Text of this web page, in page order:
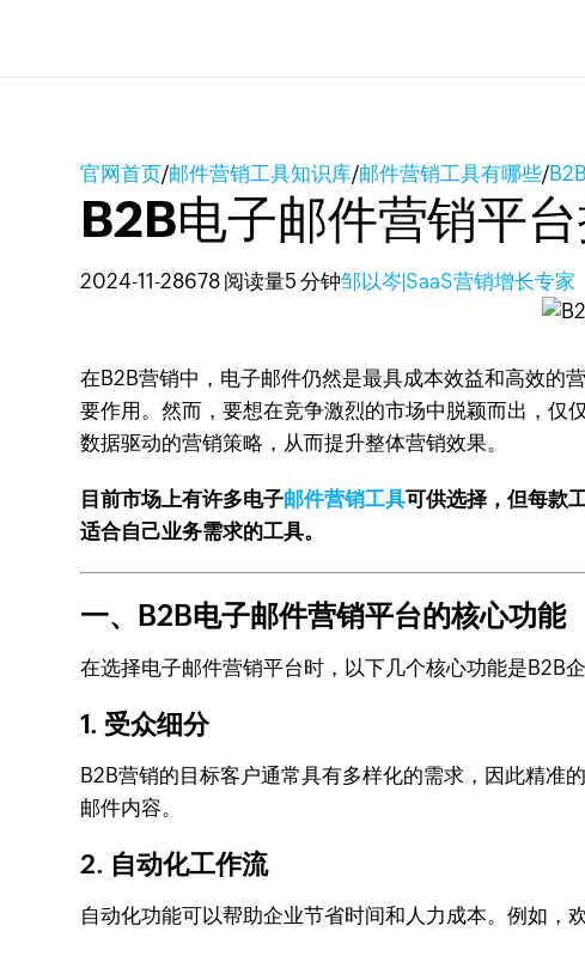
官网首页/邮件营销工具知识库/邮件营销工具有哪些/
B2B电子邮件营销平
2024-11-28678 阅读量5 分钟邹以岑|SaaS营销增长专家
在B2B营销中，电子邮件仍然是最具成本效益和高效的
要作用。然而，要想在竞争激烈的市场中脱颖而出，仅
数据驱动的营销策略，从而提升整体营销效果。
目前市场上有许多电子邮件营销工具可供选择，但每款
适合自己业务需求的工具。
一、B2B电子邮件营销平台的核心功能
在选择电子邮件营销平台时，以下几个核心功能是B2B
1. 受众细分
B2B营销的目标客户通常具有多样化的需求，因此精准
邮件内容。
2. 自动化工作流
自动化功能可以帮助企业节省时间和人力成本。例如，